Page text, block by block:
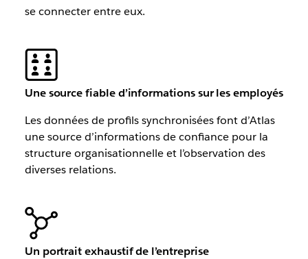
se connecter entre eux.
Une source fiable d’informations sur les employés
Les données de profils synchronisées font d’Atlas
une source d’informations de confiance pour la
structure organisationnelle et l’observation des
diverses relations.
Un portrait exhaustif de l’entreprise